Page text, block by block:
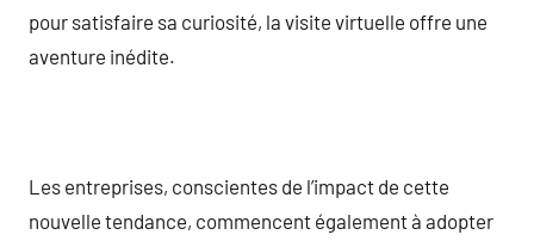
pour satisfaire sa curiosité, la visite virtuelle offre une
aventure inédite.
Les entreprises, conscientes de l’impact de cette
nouvelle tendance, commencent également à adopter